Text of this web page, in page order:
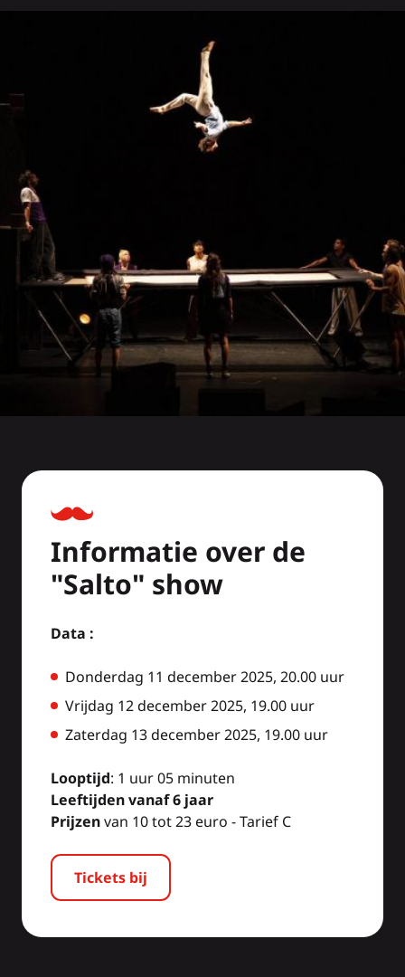
Informatie over de
"Salto" show
Data :
Donderdag 11 december 2025, 20.00 uur
Vrijdag 12 december 2025, 19.00 uur
Zaterdag 13 december 2025, 19.00 uur
Looptijd: 1 uur 05 minuten
Leeftijden vanaf 6 jaar
Prijzenvan 10 tot 23 euro - Tarief C
Tickets bij